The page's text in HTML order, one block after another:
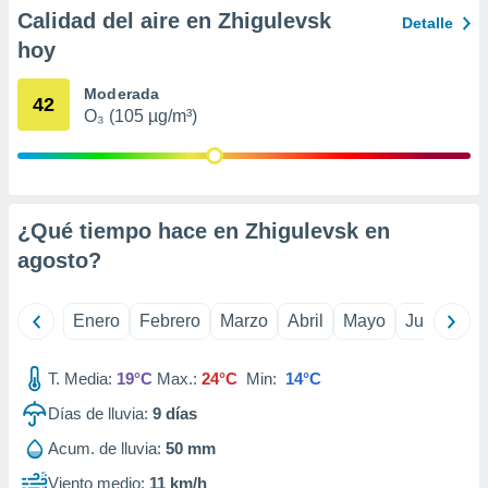
u
datos
momento
en
un
o acceder
datos
perfiles
Calidad del aire en Zhigulevsk
hoy
Detalle
42 Moderada
O₃ (105 µg/m³)
¿Qué tiempo hace en Zhigulevsk en
agosto?
Enero Febrero Marzo Abril Mayo Junio
T. Media: 19°C Max.: 24°C Min: 14°C
Días de lluvia: 9 días
Acum. de lluvia: 50 mm
Viento medio: 11 km/h